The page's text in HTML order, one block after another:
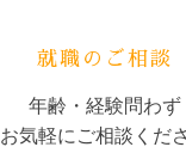
就職のご相談
年齢・経験問わず
お気軽にご相談くだ